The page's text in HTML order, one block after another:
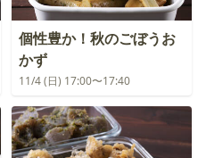
個性豊か！秋のごぼうお
かず
11/4 (日) 17:00〜17:40